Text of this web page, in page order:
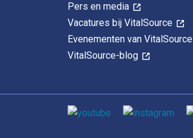
Pers en media
Vacatures bij VitalSource
Evenementen van VitalSource
VitalSource-blog
Sociale media